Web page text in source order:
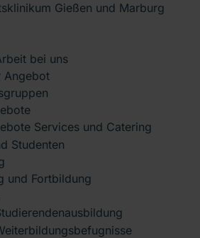
Gießen und Marburg
bei uns
Angebot
Services und Catering
Studenten
und Fortbildung